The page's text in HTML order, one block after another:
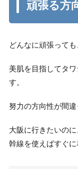
頑張る方
どんなに頑張って
美肌を目指してタ
す。
努力の方向性が間違
大阪に行きたいの
幹線を使えばすぐに